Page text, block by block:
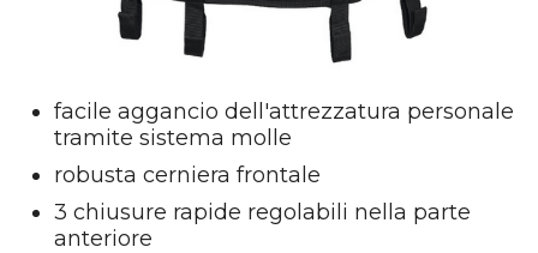
facile aggancio dell'attrezzatura personale
tramite sistema molle
robusta cerniera frontale
3 chiusure rapide regolabili nella parte
anteriore